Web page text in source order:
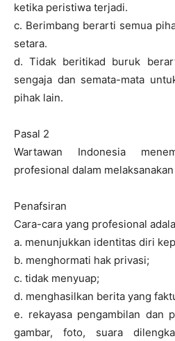
ketika peristiwa terjadi.
c. Berimbang berarti semua
setara.
d. Tidak beritikad buruk
sengaja dan semata-mata
pihak lain.
Pasal 2
Wartawan Indonesia
profesional dalam
Penafsiran
Cara-cara yang profesional
a. menunjukkan identitas diri
b. menghormati hak privasi;
c. tidak menyuap;
d. menghasilkan berita yang
e. rekayasa pengambilan dan
gambar, foto, suara